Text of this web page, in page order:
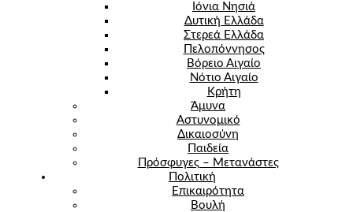
Ιόνια Νησιά
Δυτική Ελλάδα
Στερεά Ελλάδα
Πελοπόννησος
Βόρειο Αιγαίο
Νότιο Αιγαίο
Κρήτη
Άμυνα
Αστυνομικό
Δικαιοσύνη
Παιδεία
Πρόσφυγες – Μετανάστες
Πολιτική
Επικαιρότητα
Βουλή